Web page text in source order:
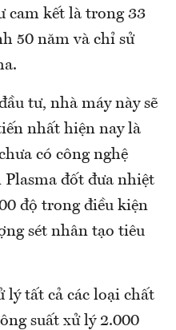
cam kết là trong 33
50 năm và chỉ sử
tư, nhà máy này sẽ
nhất hiện nay là
có công nghệ
đốt đưa nhiệt
độ trong điều kiện
sét nhân tạo tiêu
lý tất cả các loại chất
suất xử lý 2.000